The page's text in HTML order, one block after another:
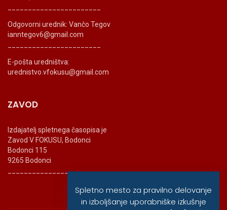
Odgovorni urednik: Vančo Tegov
ianntegov6@gmail.com
E-pošta uredništva:
urednistvo.vfokusu@gmail.com
ZAVOD
Izdajatelj spletnega časopisa je
Zavod V FOKUSU, Bodonci
Bodonci 115
9265 Bodonci
_______________________
Spletno mesto za pravilno delovanje
in izboljšanje uporabniške izkušnje